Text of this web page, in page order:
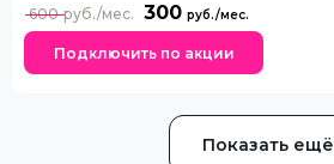
300
600
Подключить по акции
Показать ещё